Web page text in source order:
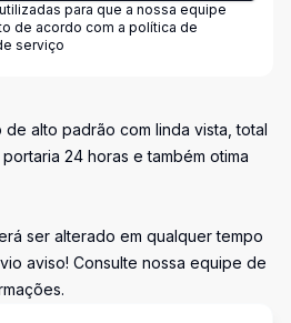
para que a nossa equipe
de acordo com a política de
serviço
alto padrão com linda vista, total
24 horas e também otima
ser alterado em qualquer tempo
aviso! Consulte nossa equipe de